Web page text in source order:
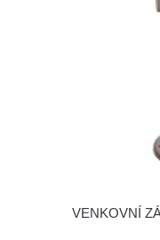
VENKOVNÍ